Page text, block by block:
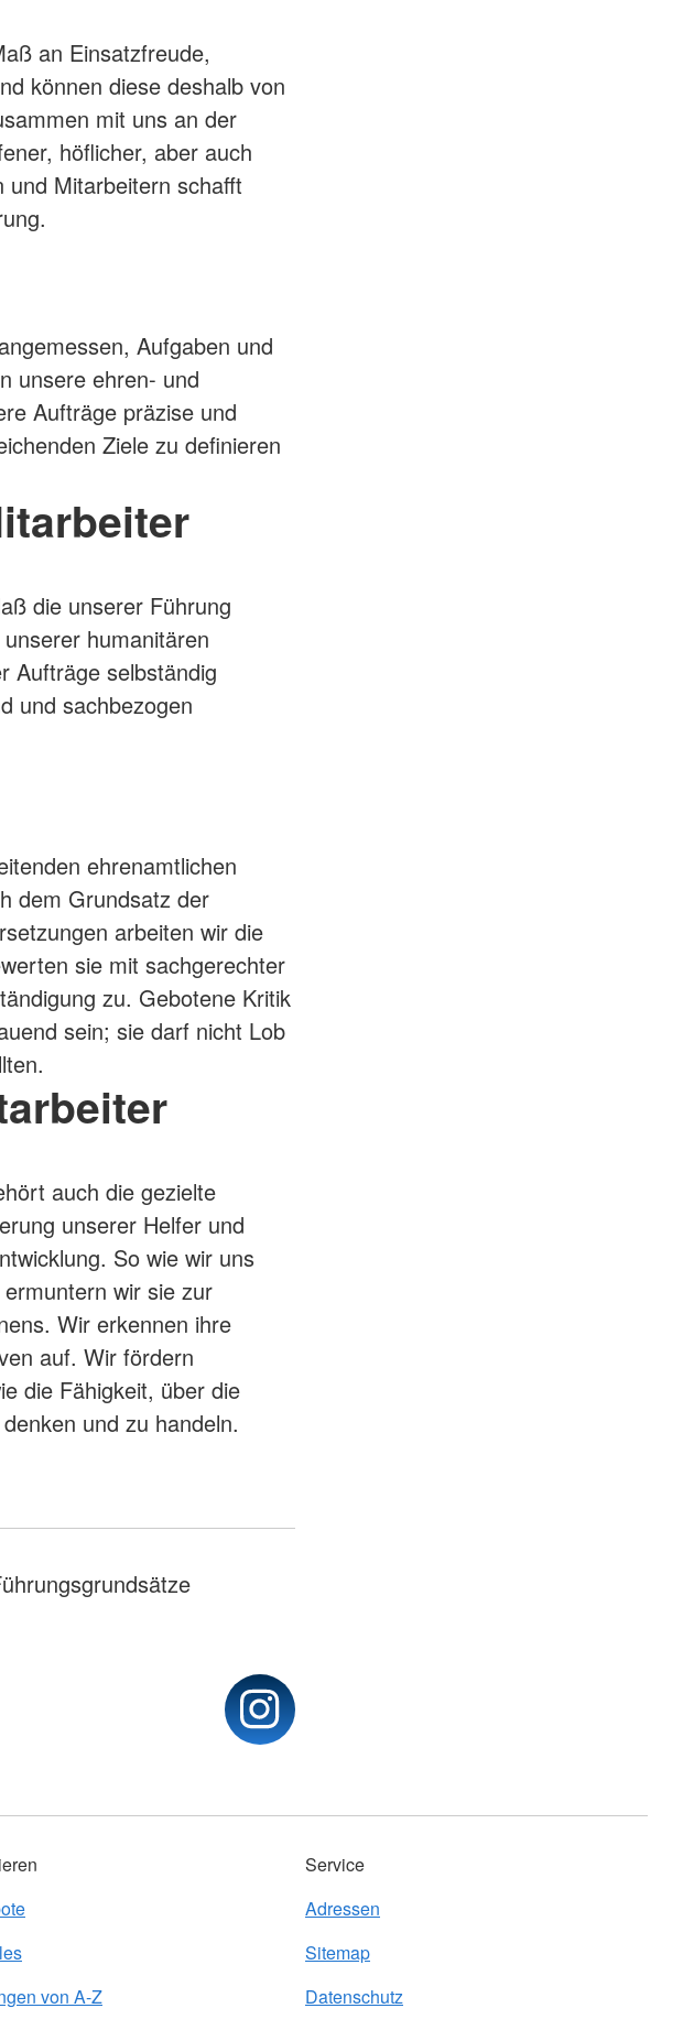
an Einsatzfreude,
können diese deshalb von
mit uns an der
höflicher, aber auch
Mitarbeitern schafft
Aufgaben und
unsere ehren- und
Aufträge präzise und
Ziele zu definieren
die unserer Führung
humanitären
Aufträge selbständig
und sachbezogen
ehrenamtlichen
dem Grundsatz der
arbeiten wir die
sie mit sachgerechter
zu. Gebotene Kritik
sein; sie darf nicht Lob
auch die gezielte
unserer Helfer und
So wie wir uns
wir sie zur
Wir erkennen ihre
auf. Wir fördern
die Fähigkeit, über die
und zu handeln.
von A-Z
Service
Adressen
Sitemap
Datenschutz